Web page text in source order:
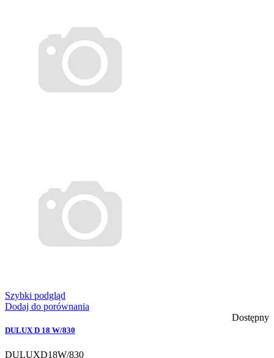
Szybki podgląd
Dodaj do porównania
Dostępny
DULUX D 18 W/830
DULUXD18W/830